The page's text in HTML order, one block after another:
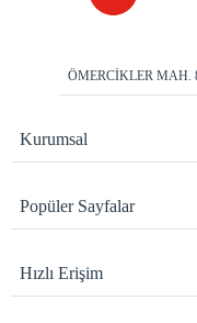
ÖMERCİKLER MAH.
Kurumsal
Popüler Sayfalar
Hızlı Erişim